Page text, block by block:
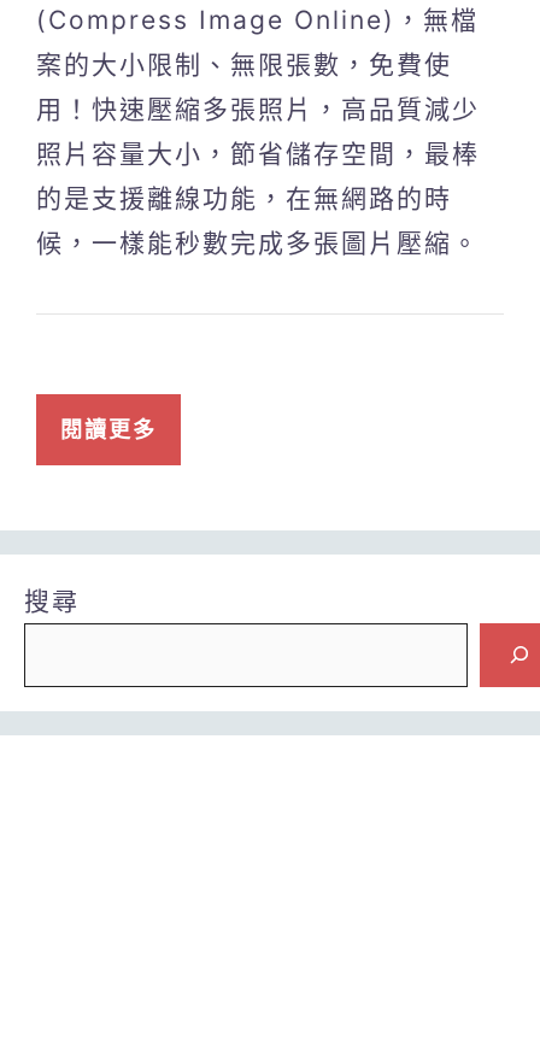
(Compress Image Online)，無檔
案的大小限制、無限張數，免費使
用！快速壓縮多張照片，高品質減少
照片容量大小，節省儲存空間，最棒
的是支援離線功能，在無網路的時
候，一樣能秒數完成多張圖片壓縮。
閱讀更多
搜尋